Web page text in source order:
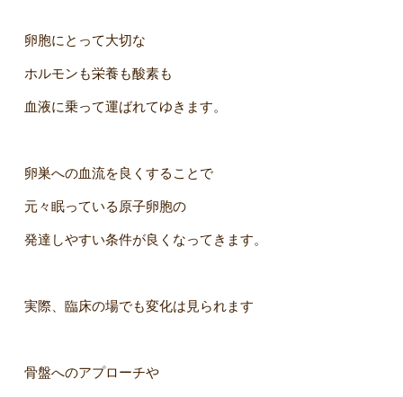
卵胞にとって大切な
ホルモンも栄養も酸素も
血液に乗って運ばれてゆきます。
卵巣への血流を良くすることで
元々眠っている原子卵胞の
発達しやすい条件が良くなってきます。
実際、臨床の場でも変化は見られます
骨盤へのアプローチや